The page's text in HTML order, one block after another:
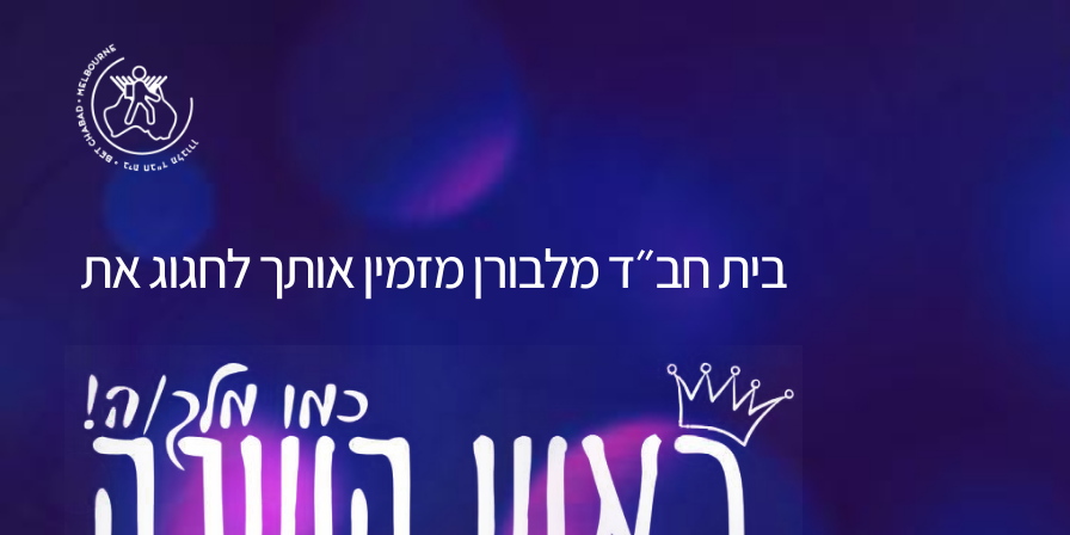
בית חב״ד מלבורן מזמין אותך לחגוג את